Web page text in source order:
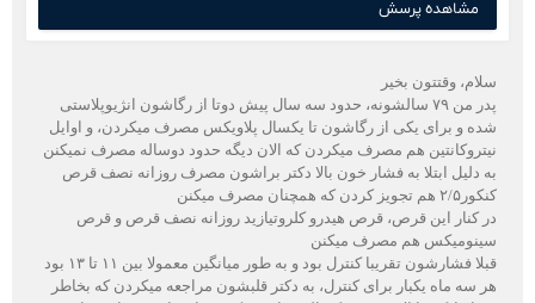
مشاهده پرسش
سلام، وقتتون بخیر
پدر من ۷۹ سالشونه، حدود سه سال پیش دوتا از رگاشون انژیوپلاستی
شده و برای یکی از رگاشون تا یکسال پلاویکس مصرف میکردن، و اوایل
نیتروکانتین هم مصرف میکردن که الان دیگه حدود دوساله مصرف نمیکنن
به دلیل ابتلا به فشار خون بالا دکتر براشون مصرف روزانه نصف قرص
کنکور۲/۵ هم تجویز کردن که همچنان مصرف میکنن
در کنار این قرص، قرص هیدرو کلروتیازید روزانه نصف قرص و قرص
سینومیکس هم مصرف میکنن
قبلا فشارشون تقریبا کنترل بود و به طور میانگین معمولا بین ۱۱ تا ۱۳ بود
هر سه ماه یکبار برای کنترل، به دکتر قلبشون مراجعه میکردن که بخاطر